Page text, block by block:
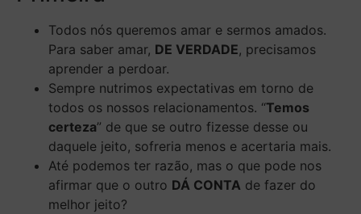
Todos nós queremos amar e sermos amados.
Para saber amar, DE VERDADE, precisamos
aprender a perdoar.
Sempre nutrimos expectativas em torno de
todos os nossos relacionamentos. “Temos
certeza” de que se outro fizesse desse ou
daquele jeito, sofreria menos e acertaria mais.
Até podemos ter razão, mas o que pode nos
afirmar que o outro DÁ CONTA de fazer do
melhor jeito?